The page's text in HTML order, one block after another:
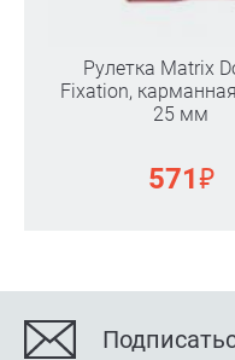
Рулетка Matrix
Fixation,
25 мм
571₽